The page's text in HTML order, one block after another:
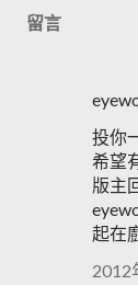
留言
投你
希望
版主
起在
2012